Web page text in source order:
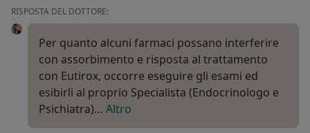
RISPOSTA DEL DOTTORE:
Per quanto alcuni farmaci possano interferire
con assorbimento e risposta al trattamento
con Eutirox, occorre eseguire gli esami ed
esibirli al proprio Specialista (Endocrinologo e
Psichiatra)… Altro